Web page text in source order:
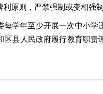
利原则，严禁强制或变相强
每学年至少开展一次中小
区县人民政府履行教育职